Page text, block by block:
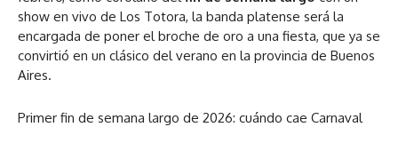
show en vivo de Los Totora, la banda platense será la
encargada de poner el broche de oro a una fiesta, que ya se
convirtió en un clásico del verano en la provincia de Buenos
Aires.
Primer fin de semana largo de 2026: cuándo cae Carnaval